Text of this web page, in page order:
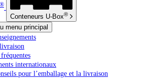
®
Conteneurs U-Box®
menu principal
internationaux
pour l’emballage et la livraison